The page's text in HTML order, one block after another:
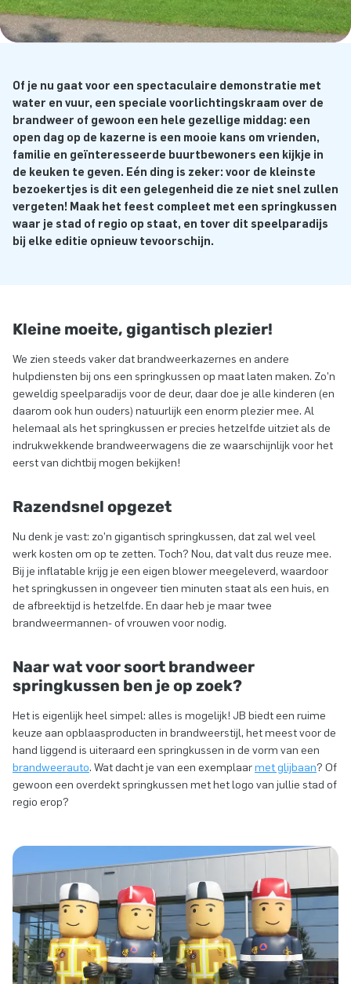
Of je nu gaat voor een spectaculaire demonstratie met
water en vuur, een speciale voorlichtingskraam over de
brandweer of gewoon een hele gezellige middag: een
open dag op de kazerne is een mooie kans om vrienden,
familie en geïnteresseerde buurtbewoners een kijkje in
de keuken te geven. Eén ding is zeker: voor de kleinste
bezoekertjes is dit een gelegenheid die ze niet snel zullen
vergeten! Maak het feest compleet met een springkussen
waar je stad of regio op staat, en tover dit speelparadijs
bij elke editie opnieuw tevoorschijn.
Kleine moeite, gigantisch plezier!
We zien steeds vaker dat brandweerkazernes en andere
hulpdiensten bij ons een springkussen op maat laten maken. Zo’n
geweldig speelparadijs voor de deur, daar doe je alle kinderen (en
daarom ook hun ouders) natuurlijk een enorm plezier mee. Al
helemaal als het springkussen er precies hetzelfde uitziet als de
indrukwekkende brandweerwagens die ze waarschijnlijk voor het
eerst van dichtbij mogen bekijken!
Razendsnel opgezet
Nu denk je vast: zo’n gigantisch springkussen, dat zal wel veel
werk kosten om op te zetten. Toch? Nou, dat valt dus reuze mee.
Bij je inflatable krijg je een eigen blower meegeleverd, waardoor
het springkussen in ongeveer tien minuten staat als een huis, en
de afbreektijd is hetzelfde. En daar heb je maar twee
brandweermannen- of vrouwen voor nodig.
Naar wat voor soort brandweer
springkussen ben je op zoek?
Het is eigenlijk heel simpel: alles is mogelijk! JB biedt een ruime
keuze aan opblaasproducten in brandweerstijl, het meest voor de
hand liggend is uiteraard een springkussen in de vorm van een
brandweerauto. Wat dacht je van een exemplaarmet glijbaan? Of
gewoon een overdekt springkussen met het logo van jullie stad of
regio erop?